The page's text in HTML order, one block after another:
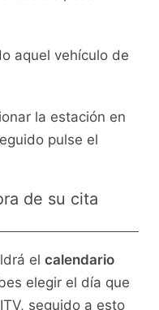
aquel vehículo de
la estación en
pulse el
de su cita
el calendario
elegir el día que
seguido a esto